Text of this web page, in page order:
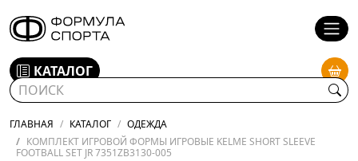
КАТАЛОГ
ГЛАВНАЯ КАТАЛОГ
ОДЕЖДА
КОМПЛЕКТ ИГРОВОЙ ФОРМЫ ИГРОВЫЕ KELME SHORT SLEEVE
FOOTBALL SET JR 7351ZB3130-005